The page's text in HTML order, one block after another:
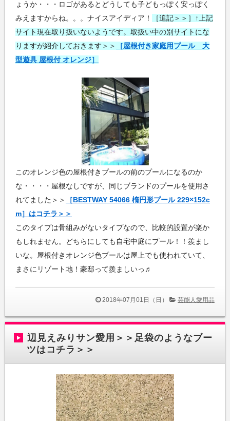
ょうか・・・ロゴがあるとどうしても子どもっぽく安っぽく
みえますからね。。。ナイスアイディア！
［追記＞＞］↑上記
サイト現在取り扱いないようです。取扱い中の別サイトにな
りますが紹介しておきます＞＞
［屋根付き家庭用プール 大
型遊具 屋根付 オレンジ］
このオレンジ色の屋根付きプールの前のプールになるのか
な・・・・屋根なしですが、同じブランドのプールを使用さ
れてました＞＞
［BESTWAY 54066 楕円形プール 229×152c
m］はコチラ＞＞
このタイプは骨組みがないタイプなので、比較的設置が楽か
もしれません。どちらにしても自宅中庭にプール！！羨まし
いな。屋根付きオレンジ色プールは屋上でも使われていて、
まさにリゾート地！豪邸って羨ましいっ♬
2018年07月01日（日） 芸能人愛用品
辺見えみりサン愛用＞＞足袋のようなブー
ツはコチラ＞＞